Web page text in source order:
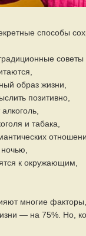
способы
советы
образ жизни,
позитивно,
и табака,
к окружающим,
многие
— на 75%. Но,